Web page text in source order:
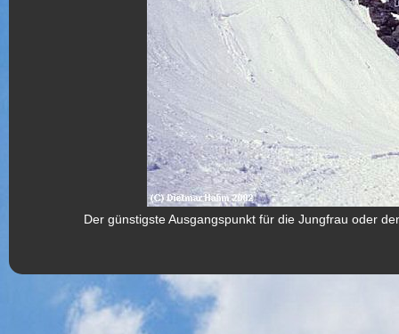
Der günstigste Ausgangspunkt für die Jungfrau oder